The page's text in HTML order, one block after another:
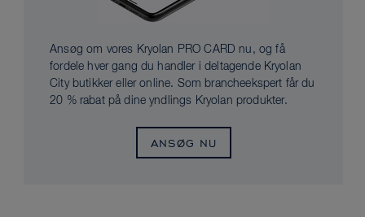
Ansøg om vores Kryolan PRO CARD nu, og få
fordele hver gang du handler i deltagende Kryolan
City butikker eller online. Som brancheekspert får du
20 % rabat på dine yndlings Kryolan produkter.
ANSØG NU